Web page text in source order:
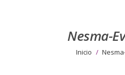
Nesma-
Estás aquí:
Inicio